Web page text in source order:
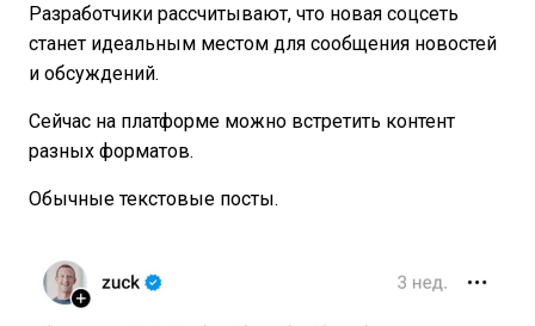
Разработчики рассчитывают, что новая соцсеть
станет идеальным местом для сообщения новостей
и обсуждений.
Сейчас на платформе можно встретить контент
разных форматов.
Обычные текстовые посты.